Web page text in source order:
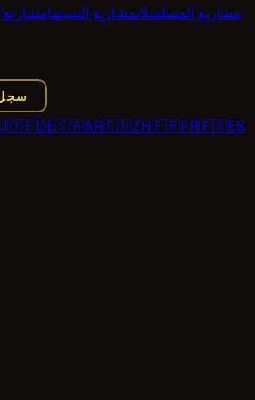
مشاريع المسلسلاتمشاريع السينمامشاريع
سجل
🇩🇪DE🇸🇦AR🇨🇳ZH🇫🇷FR🇪🇸ES